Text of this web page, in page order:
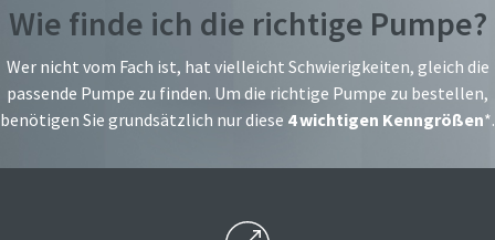
Wie finde ich die richtige Pumpe?
Wer nicht vom Fach ist, hat vielleicht Schwierigkeiten, gleich die
passende Pumpe zu finden. Um die richtige Pumpe zu bestellen,
benötigen Sie grundsätzlich nur diese 4 wichtigen Kenngrößen*.